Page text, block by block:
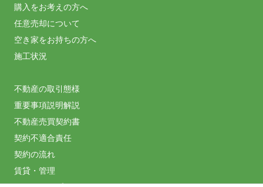
購入をお考えの方へ
任意売却について
空き家をお持ちの方へ
施工状況
不動産の取引態様
重要事項説明解説
不動産売買契約書
契約不適合責任
契約の流れ
賃貸・管理